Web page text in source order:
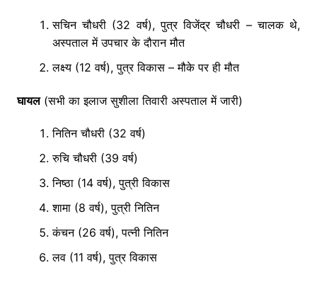
सचिन चौधरी (32 वर्ष), पुत्र विजेंद्र चौधरी – चालक थे,
अस्पताल में उपचार के दौरान मौत
लक्ष्य (12 वर्ष), पुत्र विकास – मौके पर ही मौत
घायल(सभी का इलाज सुशीला तिवारी अस्पताल में जारी)
नितिन चौधरी (32 वर्ष)
रुचि चौधरी (39 वर्ष)
निष्ठा (14 वर्ष), पुत्री विकास
शामा (8 वर्ष), पुत्री नितिन
कंचन (26 वर्ष), पत्नी नितिन
लव (11 वर्ष), पुत्र विकास